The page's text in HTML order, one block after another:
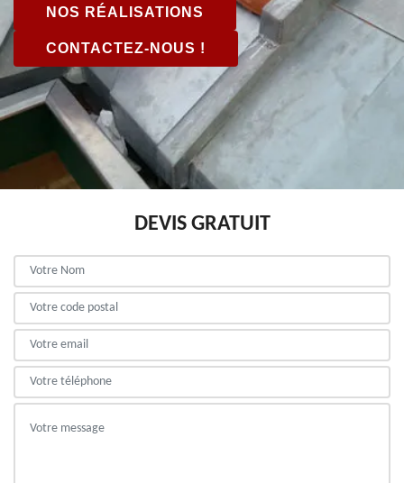
NOS RÉALISATIONS
CONTACTEZ-NOUS !
DEVIS GRATUIT